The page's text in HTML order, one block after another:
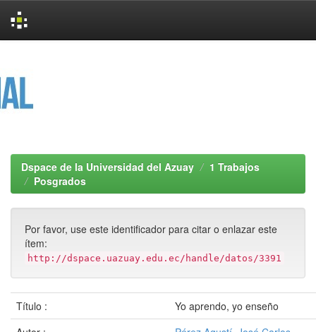
Dspace de la Universidad del Azuay
1 Trabajos
Posgrados
Por favor, use este identificador para citar o enlazar este
ítem:
http://dspace.uazuay.edu.ec/handle/datos/3391
Título :
Yo aprendo, yo enseño